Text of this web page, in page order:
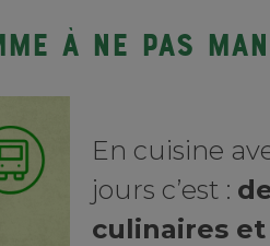
à ne pas
En cuisine
jours c’est :
culinaires